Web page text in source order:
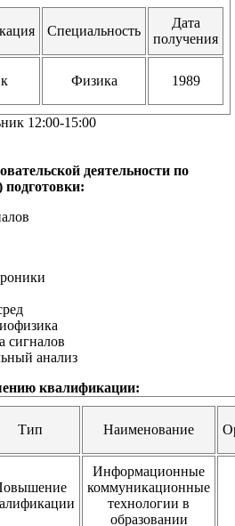
Специальность
Дата
получения
Физика 1989
12:00-15:00
деятельности по
сигналов
анализ
квалификации:
Тип Наименование
Информационные
коммуникационные
технологии в
образовании